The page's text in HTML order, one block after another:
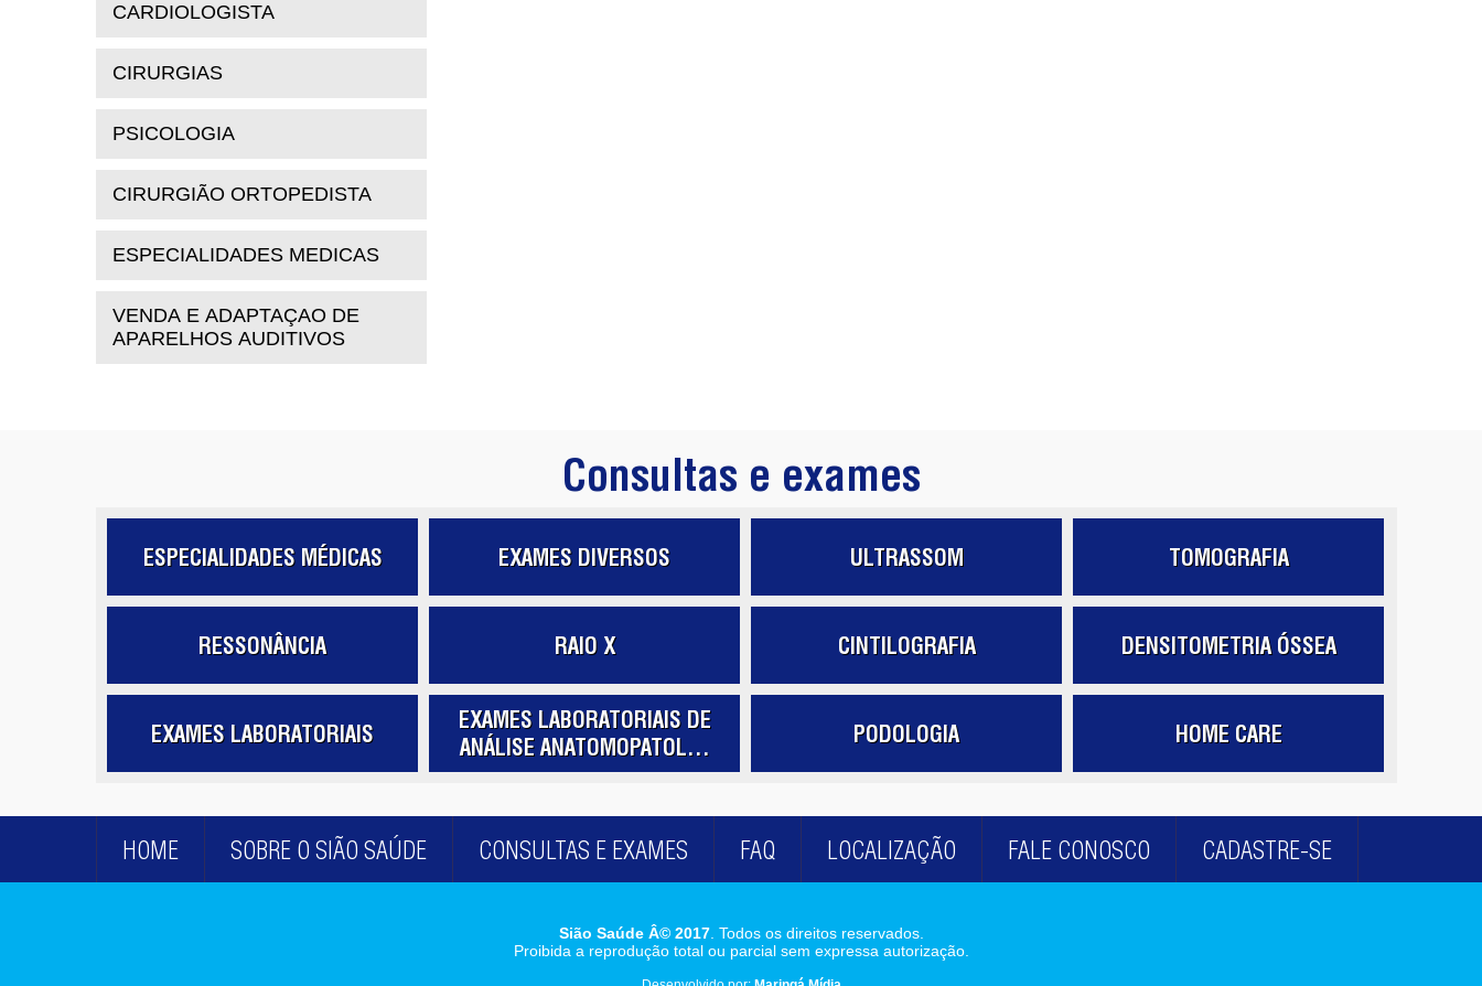
CARDIOLOGISTA
CIRURGIAS
PSICOLOGIA
CIRURGIÃO ORTOPEDISTA
ESPECIALIDADES MEDICAS
VENDA E ADAPTAÇAO DE
APARELHOS AUDITIVOS
Consultas e exames
ESPECIALIDADES MÉDICAS EXAMES DIVERSOS ULTRASSOM TOMOGRAFIA
RESSONÂNCIA RAIO X CINTILOGRAFIA DENSITOMETRIA ÓSSEA
EXAMES LABORATORIAIS
EXAMES LABORATORIAIS DE
ANÁLISE ANATOMOPATOL...
PODOLOGIA HOME CARE
HOME SOBRE O SIÃO SAÚDE CONSULTAS E EXAMES FAQ LOCALIZAÇÃO FALE CONOSCO CADASTRE-SE
Sião Saúde Â© 2017. Todos os direitos reservados.
Proibida a reprodução total ou parcial sem expressa autorização.